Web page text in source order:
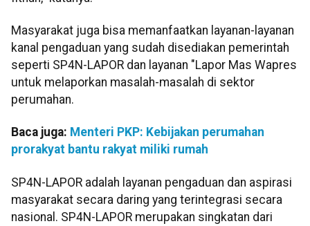
Masyarakat juga bisa memanfaatkan layanan-layanan
kanal pengaduan yang sudah disediakan pemerintah
seperti SP4N-LAPOR dan layanan "Lapor Mas Wapres
untuk melaporkan masalah-masalah di sektor
perumahan.
Baca juga: Menteri PKP: Kebijakan perumahan
prorakyat bantu rakyat miliki rumah
SP4N-LAPOR adalah layanan pengaduan dan aspirasi
masyarakat secara daring yang terintegrasi secara
nasional. SP4N-LAPOR merupakan singkatan dari